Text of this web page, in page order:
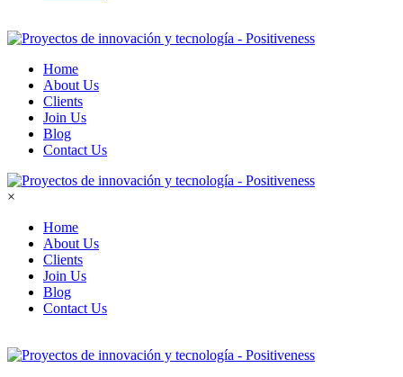
Home
About Us
Clients
Join Us
Blog
Contact Us
×
Home
About Us
Clients
Join Us
Blog
Contact Us